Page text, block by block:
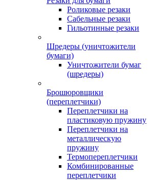
Роликовые резаки
Сабельные резаки
Гильотинные резаки
Шредеры (уничтожители
бумаги)
Уничтожители бумаг
(шредеры)
Брошюровщики
(переплетчики)
Переплетчики на
пластиковую пружину
Переплетчики на
металлическую
пружину
Термопереплетчики
Комбинированные
переплетчики